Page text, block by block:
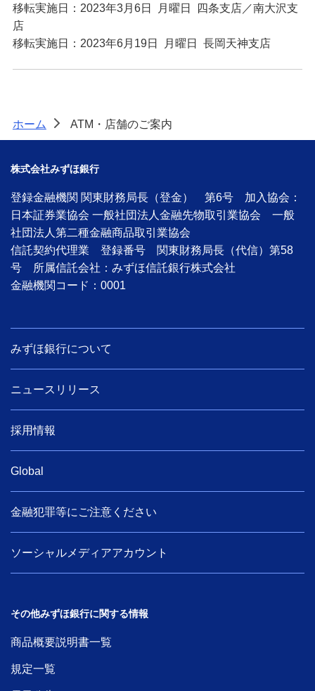
移転実施日：2023年3月6日 月曜日 四条支店／南大沢支
店
移転実施日：2023年6月19日 月曜日 長岡天神支店
ホーム > ATM・店舗のご案内
株式会社みずほ銀行
登録金融機関 関東財務局長（登金） 第6号 加入協会：
日本証券業協会 一般社団法人金融先物取引業協会 一般
社団法人第二種金融商品取引業協会
信託契約代理業 登録番号 関東財務局長（代信）第58
号 所属信託会社：みずほ信託銀行株式会社
金融機関コード：0001
みずほ銀行について
ニュースリリース
採用情報
Global
金融犯罪等にご注意ください
ソーシャルメディアアカウント
その他みずほ銀行に関する情報
商品概要説明書一覧
規定一覧